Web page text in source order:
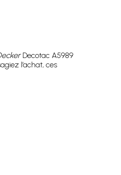
Decotac A5989
l’achat, ces